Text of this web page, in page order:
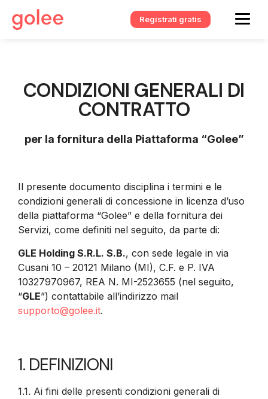
Registrati gratis
CONDIZIONI GENERALI DI
CONTRATTO
per la fornitura della Piattaforma “Golee”
Il presente documento disciplina i termini e le
condizioni generali di concessione in licenza d’uso
della piattaforma “Golee” e della fornitura dei
Servizi, come definiti nel seguito, da parte di:
GLE Holding S.R.L. S.B., con sede legale in via
Cusani 10 – 20121 Milano (MI), C.F. e P. IVA
10327970967, REA N. MI-2523655 (nel seguito,
“GLE”) contattabile all’indirizzo mail
supporto@golee.it.
1. DEFINIZIONI
1.1. Ai fini delle presenti condizioni generali di